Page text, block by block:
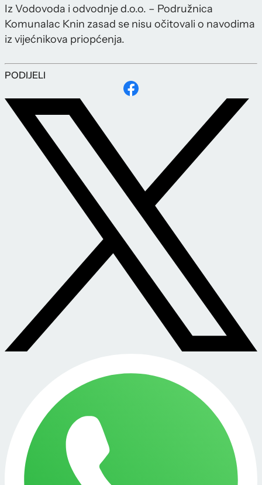
Iz Vodovoda i odvodnje d.o.o. – Podružnica
Komunalac Knin zasad se nisu očitovali o navodima
iz vijećnikova priopćenja.
PODIJELI